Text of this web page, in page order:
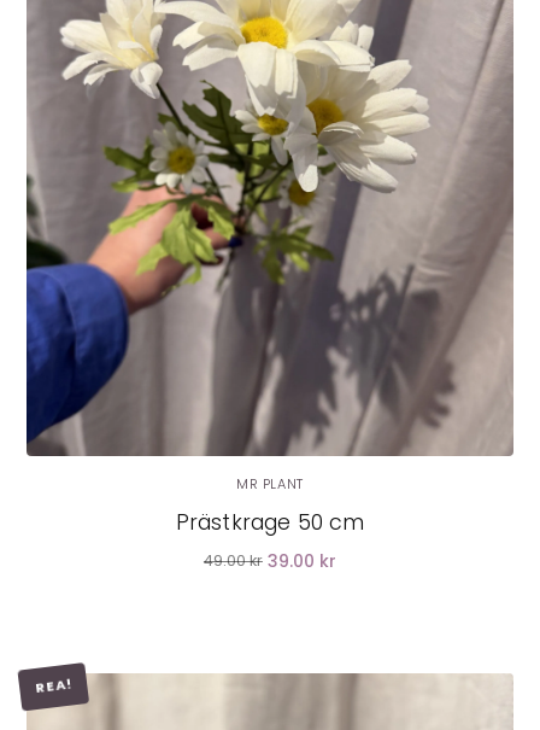
LÄGG I VARUKORG
MR PLANT
Prästkrage 50 cm
49.00 kr 39.00 kr
REA!